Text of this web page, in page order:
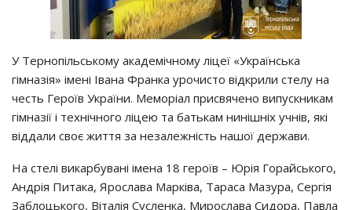
У Тернопільському академічному ліцеї «Українська
гімназія» імені Івана Франка урочисто відкрили стелу на
честь Героїв України. Меморіал присвячено випускникам
гімназії і технічного ліцею та батькам нинішніх учнів, які
віддали своє життя за незалежність нашої держави.
На стелі викарбувані імена 18 героїв – Юрія Горайського,
Андрія Питака, Ярослава Марківа, Тараса Мазура, Сергія
Заблоцького, Віталія Сусленка, Мирослава Сидора, Павла